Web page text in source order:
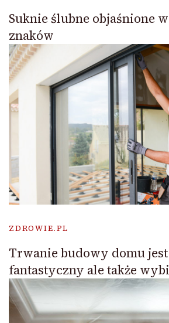
Suknie ślubne objaśnione
znaków
ZDROWIE.PL
Trwanie budowy domu
fantastyczny ale także